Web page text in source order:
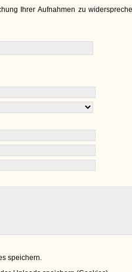
Ihrer Aufnahmen zu
speichern.